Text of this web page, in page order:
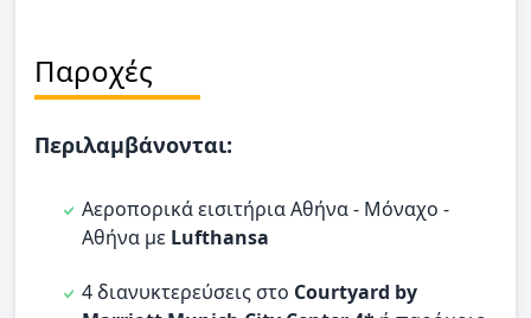
Παροχές
Περιλαμβάνονται:
Αεροπορικά εισιτήρια Αθήνα - Μόναχο -
Αθήνα με Lufthansa
4 διανυκτερεύσεις στο Courtyard by